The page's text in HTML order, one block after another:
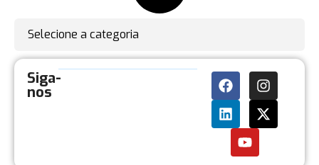
Selecione a categoria
Siga-
nos